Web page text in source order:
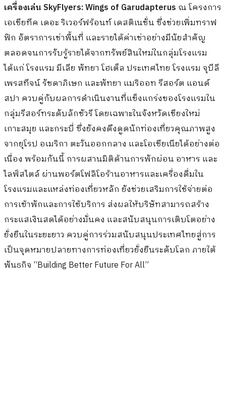
เครื่องเล่น SkyFlyers: Wings of Garudapterus ณ โครงการ
เอเชียทีค เดอะ ริเวอร์ฟร้อนท์ เดสติเนชั่น ซึ่งช่วยเพิ่มทราฟ
ฟิก อัตราการเช่าพื้นที่ และรายได้ค่าเช่าอย่างมีนัยสำคัญ
ตลอดจนการรับรู้รายได้จากทรัพย์สินใหม่ในกลุ่มโรงแรม
ได้แก่ โรงแรม มีเลีย พัทยา โฮเต็ล ประเทศไทย โรงแรม จุบีลี
เพรสทีจน์ รัชดาภิเษก และพัทยา แมริออท รีสอร์ต แอนด์
สปา ควบคู่กับผลการดำเนินงานที่แข็งแกร่งของโรงแรมใน
กลุ่มรีสอร์ทระดับลักชัวรี โดยเฉพาะในจังหวัดเชียงใหม่
เกาะสมุย และกระบี่ ซึ่งยังคงดึงดูดนักท่องเที่ยวคุณภาพสูง
จากยุโรป อเมริกา ตะวันออกกลาง และโอเชียเนียได้อย่างต่อ
เนื่อง พร้อมกันนี้ การผสานมิติด้านการพักผ่อน อาหาร และ
ไลฟ์สไตล์ ผ่านพอร์ตโฟลิโอร้านอาหารและเครื่องดื่มใน
โรงแรมและแหล่งท่องเที่ยวหลัก ยังช่วยเสริมการใช้จ่ายต่อ
การเข้าพักและการใช้บริการ ส่งผลให้บริษัทสามารถสร้าง
กระแสเงินสดได้อย่างมั่นคง และสนับสนุนการเติบโตอย่าง
ยั่งยืนในระยะยาว ควบคู่การร่วมสนับสนุนประเทศไทยสู่การ
เป็นจุดหมายปลายทางการท่องเที่ยวยั่งยืนระดับโลก ภายใต้
พันธกิจ “Building Better Future For All”